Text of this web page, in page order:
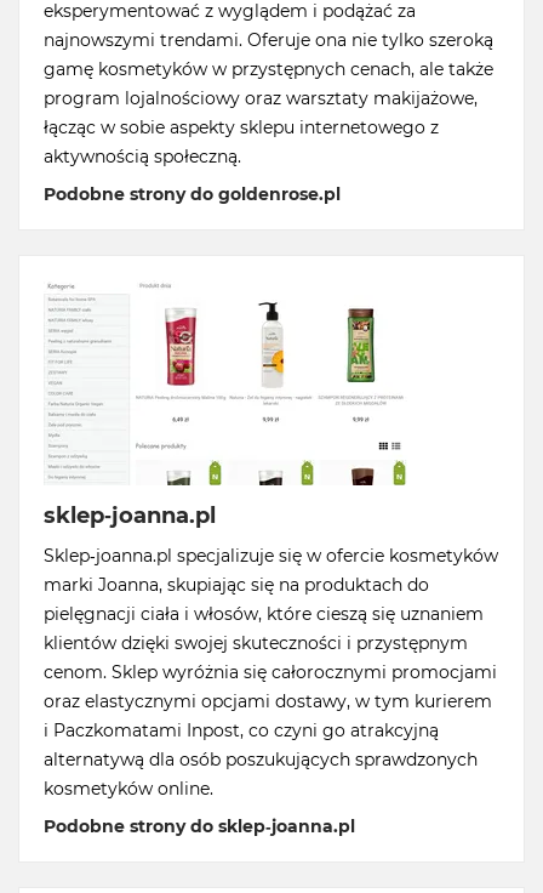
eksperymentować z wyglądem i podążać za
najnowszymi trendami. Oferuje ona nie tylko szeroką
gamę kosmetyków w przystępnych cenach, ale także
program lojalnościowy oraz warsztaty makijażowe,
łącząc w sobie aspekty sklepu internetowego z
aktywnością społeczną.
Podobne strony do goldenrose.pl
sklep-joanna.pl
Sklep-joanna.pl specjalizuje się w ofercie kosmetyków
marki Joanna, skupiając się na produktach do
pielęgnacji ciała i włosów, które cieszą się uznaniem
klientów dzięki swojej skuteczności i przystępnym
cenom. Sklep wyróżnia się całorocznymi promocjami
oraz elastycznymi opcjami dostawy, w tym kurierem
i Paczkomatami Inpost, co czyni go atrakcyjną
alternatywą dla osób poszukujących sprawdzonych
kosmetyków online.
Podobne strony do sklep-joanna.pl